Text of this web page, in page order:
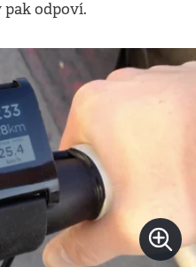
odpoví.